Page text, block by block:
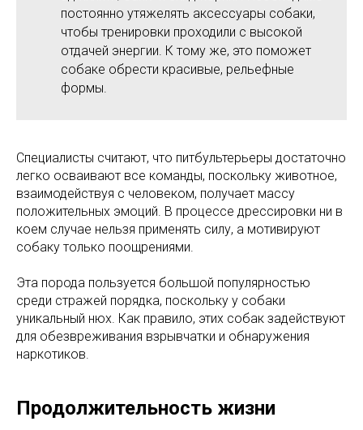
постоянно утяжелять аксессуары собаки,
чтобы тренировки проходили с высокой
отдачей энергии. К тому же, это поможет
собаке обрести красивые, рельефные
формы.
Специалисты считают, что питбультерьеры достаточно
легко осваивают все команды, поскольку животное,
взаимодействуя с человеком, получает массу
положительных эмоций. В процессе дрессировки ни в
коем случае нельзя применять силу, а мотивируют
собаку только поощрениями.
Эта порода пользуется большой популярностью
среди стражей порядка, поскольку у собаки
уникальный нюх. Как правило, этих собак задействуют
для обезвреживания взрывчатки и обнаружения
наркотиков.
Продолжительность жизни